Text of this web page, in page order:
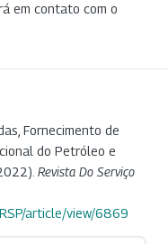
em contato com o
Fornecimento de
do Petróleo e
Revista Do Serviço
article/view/6869